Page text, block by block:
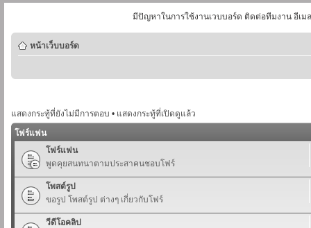
มีปัญหาในการใช้งานเวบบอร์ด ติดต่อทีมงาน อีเม
หน้าเว็บบอร์ด
แสดงกระทู้ที่ยังไม่มีการตอบ • แสดงกระทู้ที่เปิดดูแล้ว
โฟร์แฟน
โฟร์แฟน
พูดคุยสนทนาตามประสาคนชอบโฟร์
โพสต์รูป
ขอรูป โพสต์รูป ต่างๆ เกี่ยวกับโฟร์
วีดีโอคลิป